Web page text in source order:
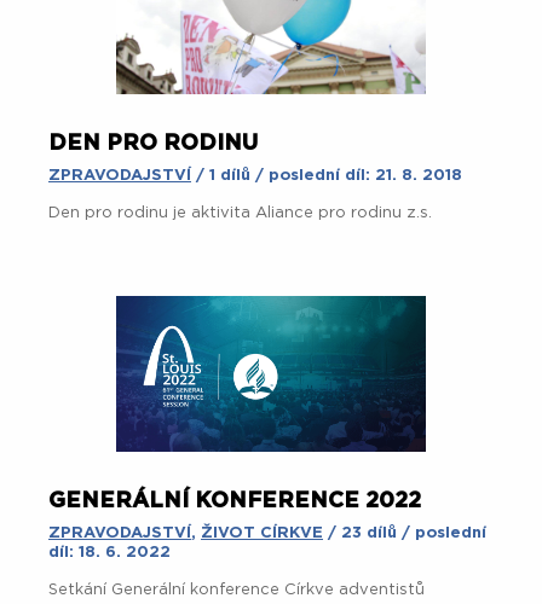
DEN PRO RODINU
ZPRAVODAJSTVÍ / 1 dílů / poslední díl: 21. 8. 2018
Den pro rodinu je aktivita Aliance pro rodinu z.s.
GENERÁLNÍ KONFERENCE 2022
ZPRAVODAJSTVÍ , ŽIVOT CÍRKVE / 23 dílů / poslední
díl: 18. 6. 2022
Setkání Generální konference Církve adventistů